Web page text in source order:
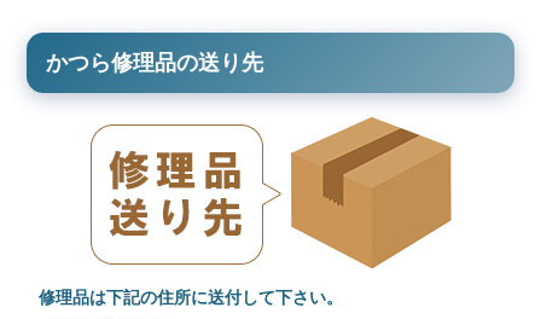
かつら修理品の送り先
修理品は下記の住所に送付して下さい。